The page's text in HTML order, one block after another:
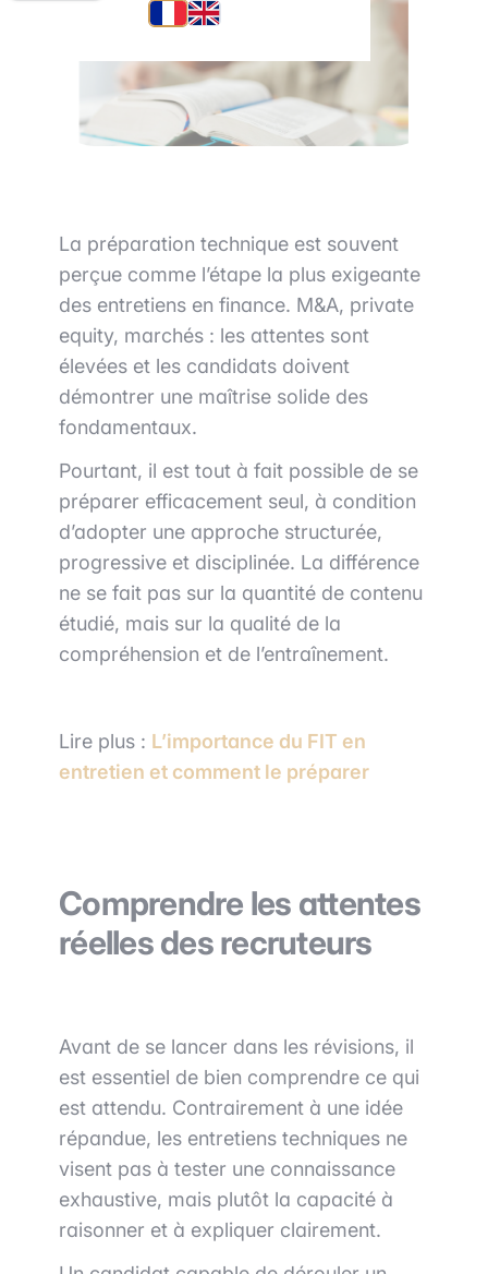
La préparation technique est souvent
perçue comme l’étape la plus exigeante
des entretiens en finance. M&A, private
equity, marchés : les attentes sont
élevées et les candidats doivent
démontrer une maîtrise solide des
fondamentaux.
Pourtant, il est tout à fait possible de se
préparer efficacement seul, à condition
d’adopter une approche structurée,
progressive et disciplinée. La différence
ne se fait pas sur la quantité de contenu
étudié, mais sur la qualité de la
compréhension et de l’entraînement.
Lire plus : L’importance du FIT en
entretien et comment le préparer
Comprendre les attentes
réelles des recruteurs
Avant de se lancer dans les révisions, il
est essentiel de bien comprendre ce qui
est attendu. Contrairement à une idée
répandue, les entretiens techniques ne
visent pas à tester une connaissance
exhaustive, mais plutôt la capacité à
raisonner et à expliquer clairement.